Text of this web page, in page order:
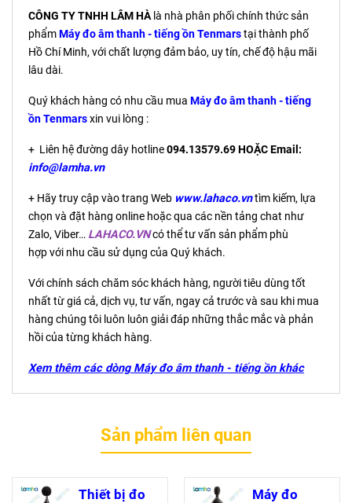
CÔNG TY TNHH LÂM HÀlà nhà phân phối chính thức sản
phẩmMáy đo âm thanh - tiếng ồn Tenmarstại thành phố
Hồ Chí Minh, với chất lượng đảm bảo, uy tín, chế độ hậu mãi
lâu dài.
Quý khách hàng có nhu cầu mua Máy đo âm thanh - tiếng
ồn Tenmarsxin vui lòng :
+ Liên hệ đường dây hotline094.13579.69 HOẶC Email:
info@lamha.vn
+ Hãy truy cập vào trang Web www.lahaco.vntìm kiếm, lựa
chọn và đặt hàng online hoặc qua các nền tảng chat như
Zalo, Viber… LAHACO.VNcó thể tư vấn sản phẩm phù
hợp với nhu cầu sử dụng của Quý khách.
Với chính sách chăm sóc khách hàng, người tiêu dùng tốt
nhất từ giá cả, dịch vụ, tư vấn, ngay cả trước và sau khi mua
hàng chúng tôi luôn luôn giải đáp những thắc mắc và phản
hồi của từng khách hàng.
Xem thêm các dòng Máy đo âm thanh - tiếng ồn khác
Sản phẩm liên quan
Thiết bị đo
Máy đo